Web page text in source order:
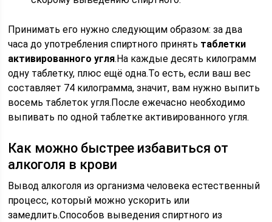
Принимать его нужно следующим образом: за два
часа до употребления спиртного принять таблетки
активированного угля.На каждые десять килограмм
одну таблетку, плюс ещё одна.То есть, если ваш вес
составляет 74 килограмма, значит, вам нужно выпить
восемь таблеток угля.После ежечасно необходимо
выпивать по одной таблетке активированного угля.
Как можно быстрее избавиться от
алкоголя в крови
Вывод алкоголя из организма человека естественный
процесс, который можно ускорить или
замедлить.Способов выведения спиртного из